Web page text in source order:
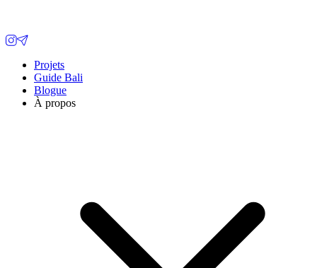
Projets
Guide Bali
Blogue
À propos